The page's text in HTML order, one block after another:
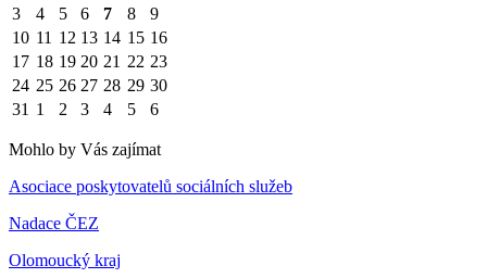
3
4 5 6 7 8
9
10 11 12 13 14 15 16
17 18 19 20 21 22 23
24 25 26 27 28 29 30
31 1 2 3 4 5 6
Mohlo by Vás zajímat
Asociace poskytovatelů sociálních služeb
Nadace ČEZ
Olomoucký kraj